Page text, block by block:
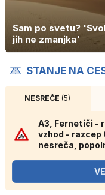
Sam po svetu?
jih ne zmanjka'
STANJE NA
NESREČE(5)
A3, Fernetiči -
vzhod - razcep
nesreča,